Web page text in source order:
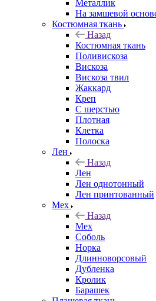
Металлик
На замшевой
Костюмная ткань
Назад
Костюмная ткань
Поливискоза
Вискоза
Вискоза твил
Жаккард
Креп
С шерстью
Плотная
Клетка
Полоска
Лен
Назад
Лен
Лен однотонный
Лен принтованный
Мех
Назад
Мех
Соболь
Норка
Длинноворсовый
Дубленка
Кролик
Барашек